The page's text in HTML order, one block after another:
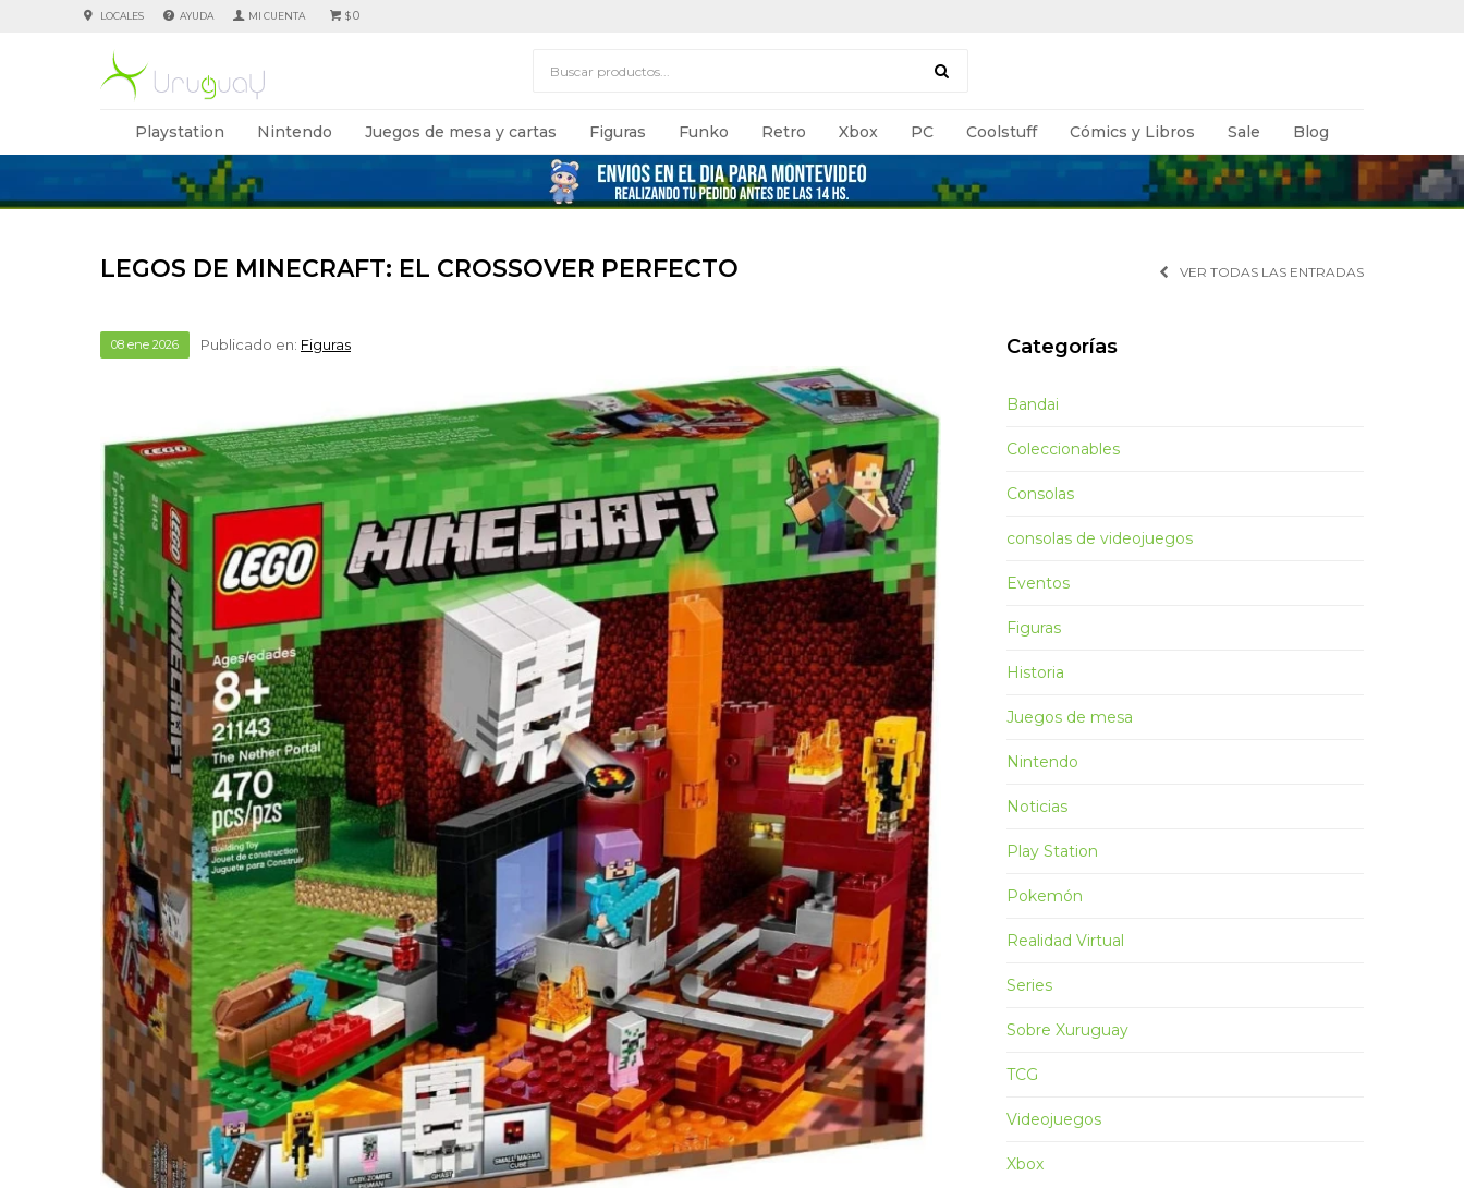
Playstation Nintendo Juegos de mesa y cartas Figuras Funko Retro Xbox PC Coolstuff Cómics y Libros Sale Blog
$0
LOCALES AYUDA
LEGOS DE MINECRAFT: EL CROSSOVER PERFECTO VER TODAS LAS ENTRADAS
08 ene 2026 Publicado en: Figuras Categorías
Bandai
Coleccionables
Consolas
consolas de videojuegos
Eventos
Figuras
Historia
Juegos de mesa
Nintendo
Noticias
Play Station
Pokemón
Realidad Virtual
Series
Sobre Xuruguay
TCG
Videojuegos
Xbox